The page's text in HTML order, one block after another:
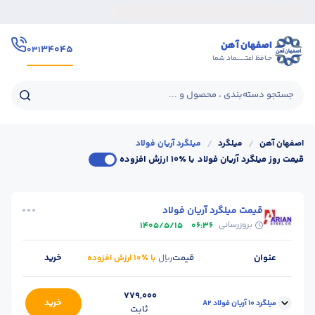
اصفهان آهن
حـافظ اعتــــــماد شما
۳۴۰۴۵۰۳۱
جستجو دسته‌بندی ، محصول و ...
اصفهان آهن / میلگرد / میلگرد آریان فولاد
قیمت روز میلگرد آریان فولاد با ٪۱۰ ارزش افزوده
قیمت میلگرد آریان فولاد
بروزرسانی 06:36
1405/5/15
عنوان قیمتریال با ٪۱۰ ارزش افزوده خرید
میلگرد 10 آریان فولاد A2
779,000
ثابت
خرید